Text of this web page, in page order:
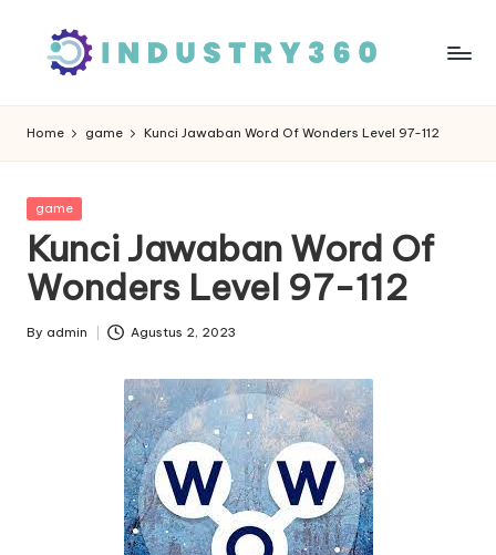
Home game Kunci Jawaban Word Of Wonders Level 97-112
Posted
game
Kunci Jawaban Word Of
Wonders Level 97-112
Posted
By admin Agustus 2, 2023